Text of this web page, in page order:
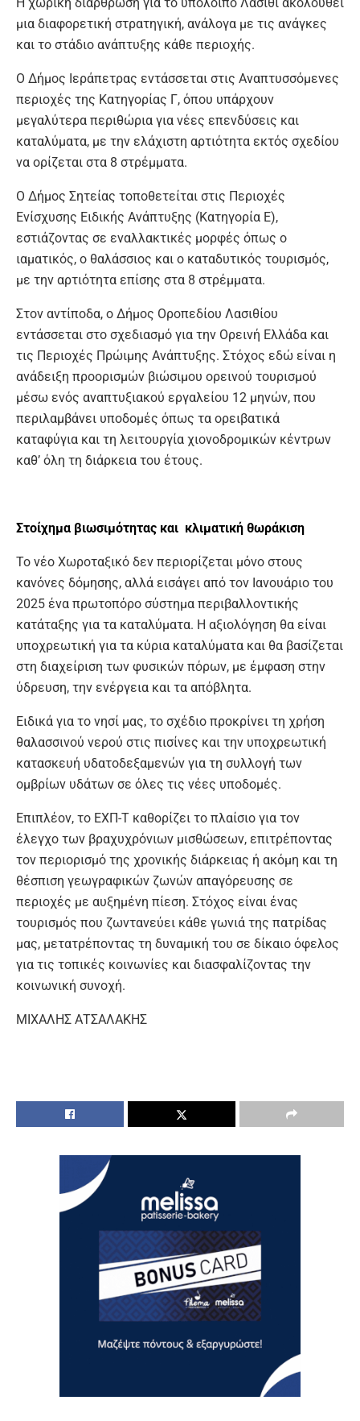
μια διαφορετική στρατηγική, ανάλογα με τις ανάγκες
και το στάδιο ανάπτυξης κάθε περιοχής.
Ο Δήμος Ιεράπετρας εντάσσεται στις Αναπτυσσόμενες
περιοχές της Κατηγορίας Γ, όπου υπάρχουν
μεγαλύτερα περιθώρια για νέες επενδύσεις και
καταλύματα, με την ελάχιστη αρτιότητα εκτός σχεδίου
να ορίζεται στα 8 στρέμματα.
Ο Δήμος Σητείας τοποθετείται στις Περιοχές
Ενίσχυσης Ειδικής Ανάπτυξης (Κατηγορία Ε),
εστιάζοντας σε εναλλακτικές μορφές όπως ο
ιαματικός, ο θαλάσσιος και ο καταδυτικός τουρισμός,
με την αρτιότητα επίσης στα 8 στρέμματα.
Στον αντίποδα, ο Δήμος Οροπεδίου Λασιθίου
εντάσσεται στο σχεδιασμό για την Ορεινή Ελλάδα και
τις Περιοχές Πρώιμης Ανάπτυξης. Στόχος εδώ είναι η
ανάδειξη προορισμών βιώσιμου ορεινού τουρισμού
μέσω ενός αναπτυξιακού εργαλείου 12 μηνών, που
περιλαμβάνει υποδομές όπως τα ορειβατικά
καταφύγια και τη λειτουργία χιονοδρομικών κέντρων
καθ’ όλη τη διάρκεια του έτους.
Στοίχημα βιωσιμότητας και κλιματική θωράκιση
Το νέο Χωροταξικό δεν περιορίζεται μόνο στους
κανόνες δόμησης, αλλά εισάγει από τον Ιανουάριο του
2025 ένα πρωτοπόρο σύστημα περιβαλλοντικής
κατάταξης για τα καταλύματα. Η αξιολόγηση θα είναι
υποχρεωτική για τα κύρια καταλύματα και θα βασίζεται
στη διαχείριση των φυσικών πόρων, με έμφαση στην
ύδρευση, την ενέργεια και τα απόβλητα.
Ειδικά για το νησί μας, το σχέδιο προκρίνει τη χρήση
θαλασσινού νερού στις πισίνες και την υποχρεωτική
κατασκευή υδατοδεξαμενών για τη συλλογή των
ομβρίων υδάτων σε όλες τις νέες υποδομές.
Επιπλέον, το ΕΧΠ-Τ καθορίζει το πλαίσιο για τον
έλεγχο των βραχυχρόνιων μισθώσεων, επιτρέποντας
τον περιορισμό της χρονικής διάρκειας ή ακόμη και τη
θέσπιση γεωγραφικών ζωνών απαγόρευσης σε
περιοχές με αυξημένη πίεση. Στόχος είναι ένας
τουρισμός που ζωντανεύει κάθε γωνιά της πατρίδας
μας, μετατρέποντας τη δυναμική του σε δίκαιο όφελος
για τις τοπικές κοινωνίες και διασφαλίζοντας την
κοινωνική συνοχή.
ΜΙΧΑΛΗΣ ΑΤΣΑΛΑΚΗΣ